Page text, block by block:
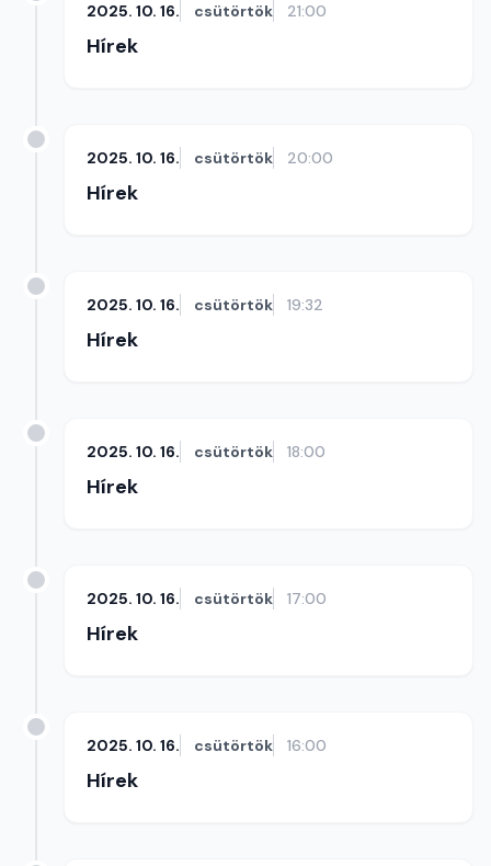
2025. 10. 16. csütörtök 21:00
Hírek
2025. 10. 16. csütörtök 20:00
Hírek
2025. 10. 16. csütörtök 19:32
Hírek
2025. 10. 16. csütörtök 18:00
Hírek
2025. 10. 16. csütörtök 17:00
Hírek
2025. 10. 16. csütörtök 16:00
Hírek